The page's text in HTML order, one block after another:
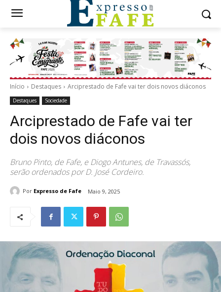
Início Destaques Arciprestado de Fafe vai ter dois novos diáconos
Destaques Sociedade
Arciprestado de Fafe vai ter
dois novos diáconos
Bruno Pinto, de Fafe, e Diogo Antunes, de Travassós,
serão ordenados por D. José Cordeiro.
Por Expresso de Fafe Maio 9, 2025